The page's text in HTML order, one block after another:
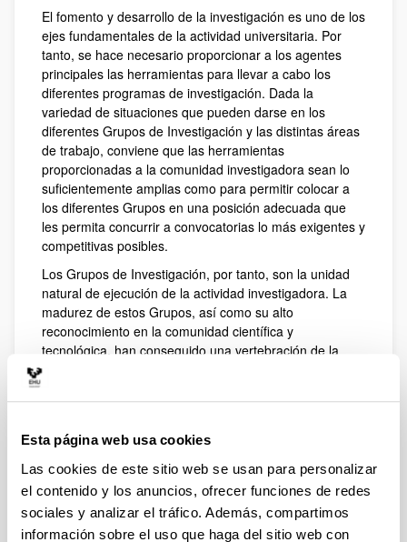
Esta página web usa cookies
Las cookies de este sitio web se usan para personalizar
el contenido y los anuncios, ofrecer funciones de redes
sociales y analizar el tráfico. Además, compartimos
información sobre el uso que haga del sitio web con
El fomento y desarrollo de la investigación es uno de los
ejes fundamentales de la actividad universitaria. Por
tanto, se hace necesario proporcionar a los agentes
principales las herramientas para llevar a cabo los
diferentes programas de investigación. Dada la
variedad de situaciones que pueden darse en los
diferentes Grupos de Investigación y las distintas áreas
de trabajo, conviene que las herramientas
proporcionadas a la comunidad investigadora sean lo
suficientemente amplias como para permitir colocar a
los diferentes Grupos en una posición adecuada que
les permita concurrir a convocatorias lo más exigentes y
competitivas posibles.
Los Grupos de Investigación, por tanto, son la unidad
natural de ejecución de la actividad investigadora. La
madurez de estos Grupos, así como su alto
reconocimiento en la comunidad científica y
tecnológica, han conseguido una vertebración de la
actividad investigadora tanto en proyectos orientados
Grupos de Investigación del Centro de
Investigación Lascaray Ikergunea
Relación de los Grupos de Investigación del Centro: